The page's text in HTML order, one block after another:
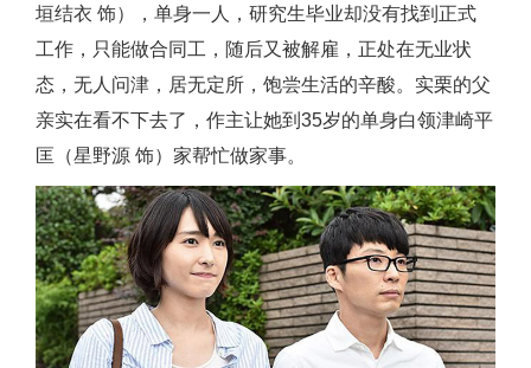
垣结衣 饰），单身一人，研究生毕业却没有找到正式
工作，只能做合同工，随后又被解雇，正处在无业状
态，无人问津，居无定所，饱尝生活的辛酸。实栗的父
亲实在看不下去了，作主让她到35岁的单身白领津崎平
匡（星野源 饰）家帮忙做家事。